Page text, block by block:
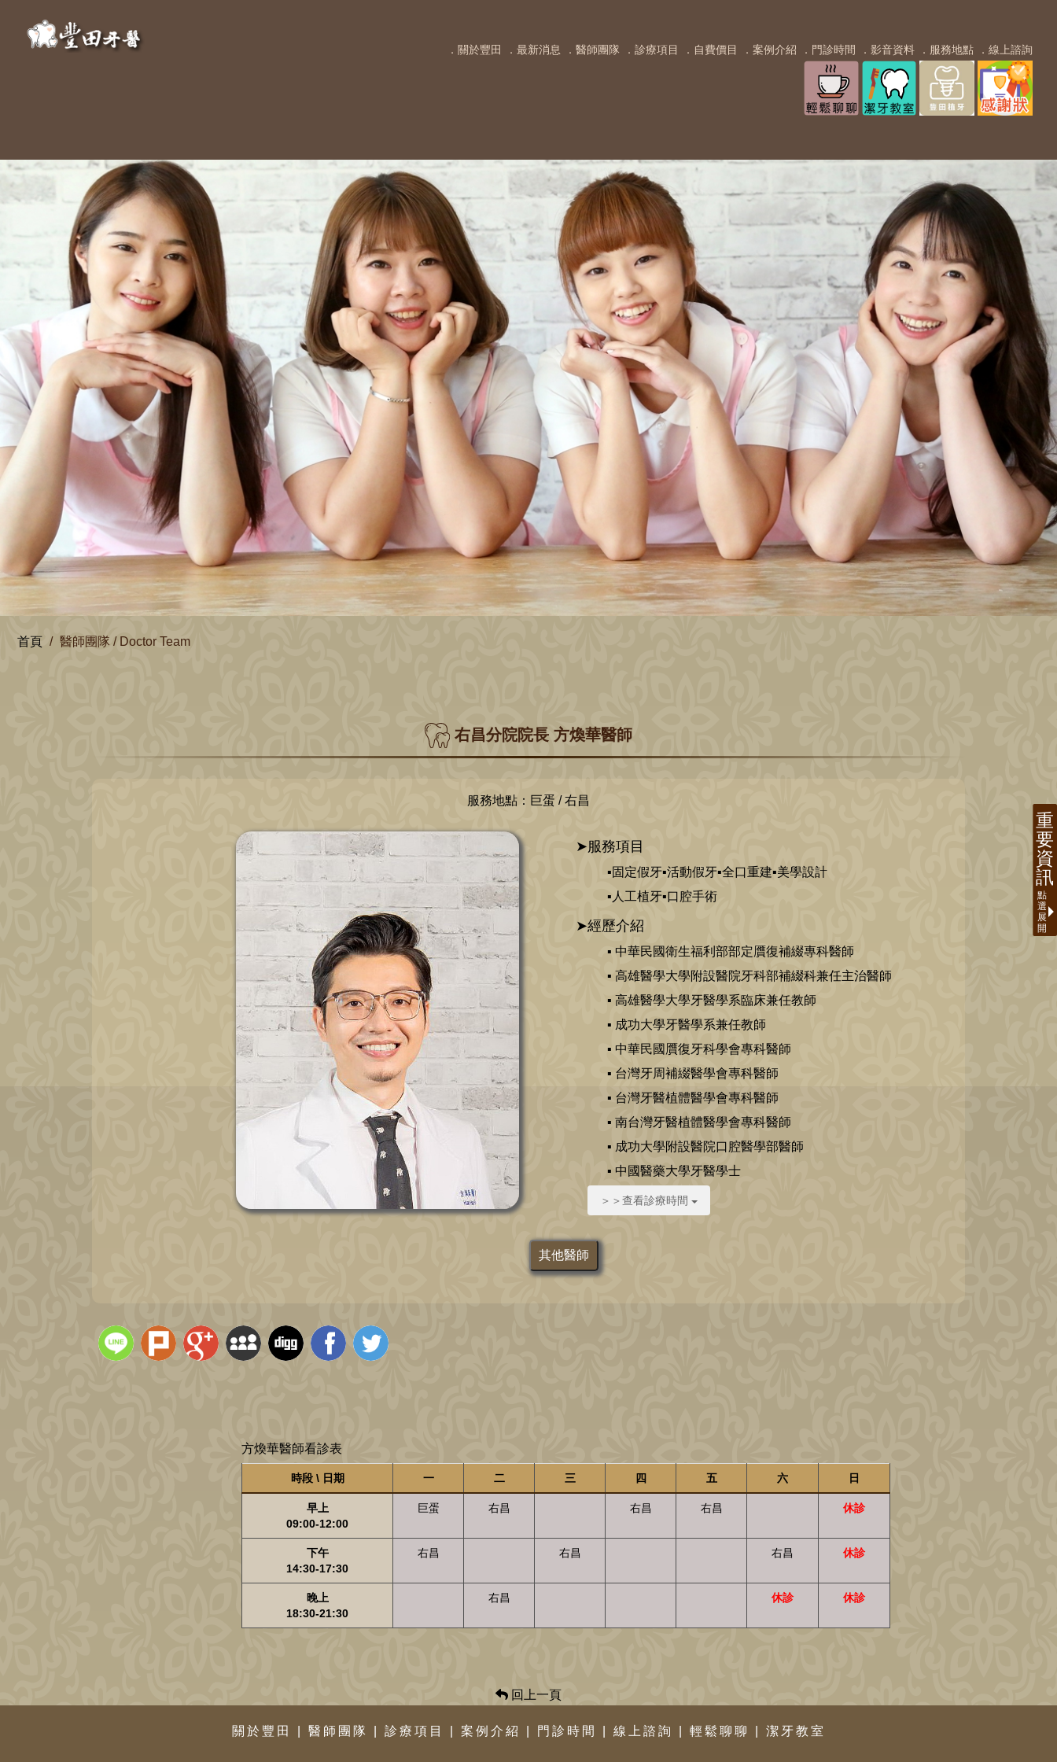
．關於豐田 ．最新消息 ．醫師團隊 ．診療項目 ．自費價目 ．案例介紹 ．門診時間 ．影音資料 ．服務地點 ．線上諮詢
首頁 醫師團隊 / Doctor Team
右昌分院院長 方煥華醫師
服務地點：巨蛋 / 右昌
➤服務項目
▪固定假牙▪活動假牙▪全口重建▪美學設計
▪人工植牙▪口腔手術
➤經歷介紹
▪ 中華民國衛生福利部部定贋復補綴專科醫師
▪ 高雄醫學大學附設醫院牙科部補綴科兼任主治醫師
▪ 高雄醫學大學牙醫學系臨床兼任教師
▪ 成功大學牙醫學系兼任教師
▪ 中華民國贋復牙科學會專科醫師
▪ 台灣牙周補綴醫學會專科醫師
▪ 台灣牙醫植體醫學會專科醫師
▪ 南台灣牙醫植體醫學會專科醫師
▪ 成功大學附設醫院口腔醫學部醫師
▪ 中國醫藥大學牙醫學士
＞＞查看診療時間
其他醫師
方煥華醫師看診表
時段 \ 日期 一 二 三 四 五 六 日
早上
09:00-12:00
巨蛋 右昌 右昌 右昌 休診
下午
14:30-17:30
右昌 右昌 右昌 休診
晚上
18:30-21:30
右昌 休診 休診
回上一頁
關於豐田 醫師團隊 診療項目 案例介紹 門診時間 線上諮詢 輕鬆聊聊 潔牙教室